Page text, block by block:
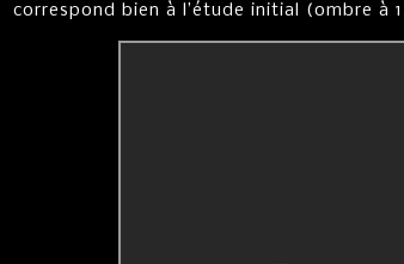
correspond bien à l’étude initial (ombre à